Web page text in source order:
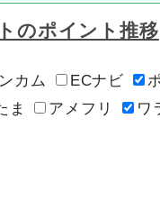
のポイント推移